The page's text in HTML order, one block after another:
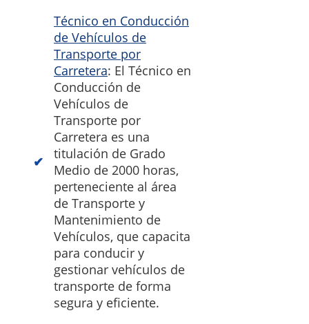
Técnico en Conducción
de Vehículos de
Transporte por
Carretera: El Técnico en
Conducción de
Vehículos de
Transporte por
Carretera es una
titulación de Grado
Medio de 2000 horas,
perteneciente al área
de Transporte y
Mantenimiento de
Vehículos, que capacita
para conducir y
gestionar vehículos de
transporte de forma
segura y eficiente.